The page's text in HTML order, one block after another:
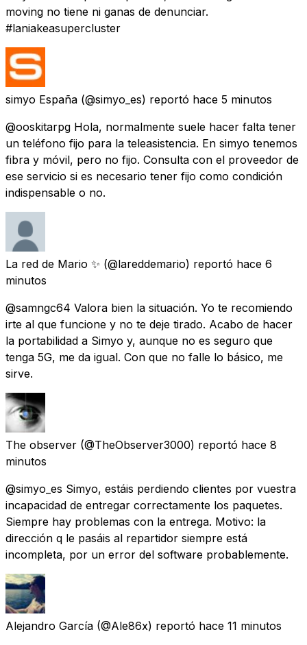
moving no tiene ni ganas de denunciar.
#laniakeasupercluster
simyo España (@simyo_es) reportó hace 5 minutos
@ooskitarpg Hola, normalmente suele hacer falta tener
un teléfono fijo para la teleasistencia. En simyo tenemos
fibra y móvil, pero no fijo. Consulta con el proveedor de
ese servicio si es necesario tener fijo como condición
indispensable o no.
La red de Mario ✨ (@lareddemario) reportó hace 6
minutos
@samngc64 Valora bien la situación. Yo te recomiendo
irte al que funcione y no te deje tirado. Acabo de hacer
la portabilidad a Simyo y, aunque no es seguro que
tenga 5G, me da igual. Con que no falle lo básico, me
sirve.
The observer (@TheObserver3000) reportó hace 8
minutos
@simyo_es Simyo, estáis perdiendo clientes por vuestra
incapacidad de entregar correctamente los paquetes.
Siempre hay problemas con la entrega. Motivo: la
dirección q le pasáis al repartidor siempre está
incompleta, por un error del software probablemente.
Alejandro García (@Ale86x) reportó hace 11 minutos